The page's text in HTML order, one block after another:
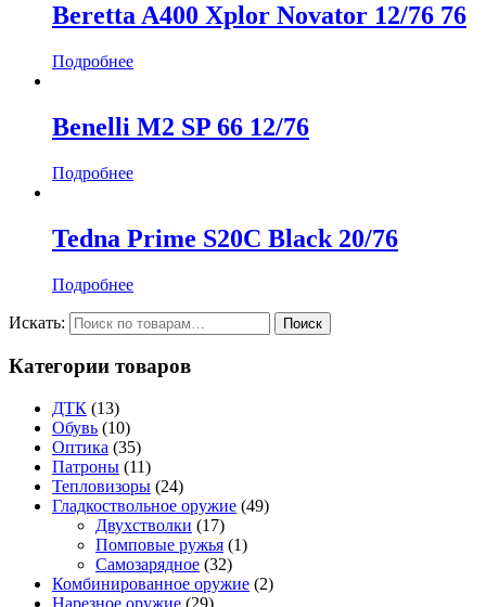
Beretta A400 Xplor Novator 12/76 76
Подробнее
Benelli M2 SP 66 12/76
Подробнее
Tedna Prime S20C Black 20/76
Подробнее
Искать:
Категории товаров
ДТК (13)
Обувь (10)
Оптика (35)
Патроны (11)
Тепловизоры (24)
Гладкоствольное оружие (49)
Двухстволки (17)
Помповые ружья (1)
Самозарядное (32)
Комбинированное оружие (2)